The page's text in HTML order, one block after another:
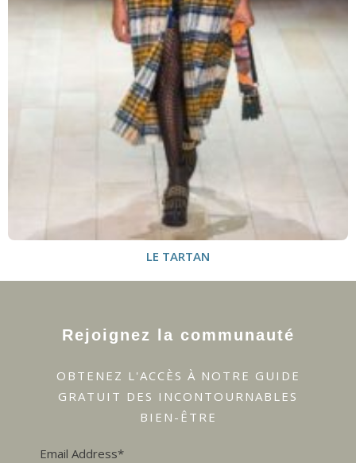
LE TARTAN
Rejoignez la communauté
OBTENEZ L'ACCÈS À NOTRE GUIDE
GRATUIT DES INCONTOURNABLES
BIEN-ÊTRE
Email Address*